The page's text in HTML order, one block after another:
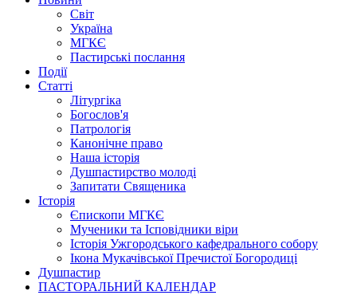
Світ
Україна
МГКЄ
Пастирські послання
Події
Статті
Літургіка
Богослов'я
Патрологія
Канонічне право
Наша історія
Душпастирство молоді
Запитати Священика
Історія
Єпископи МГКЄ
Мученики та Ісповідники віри
Історія Ужгородського кафедрального собору
Ікона Мукачівської Пречистої Богородиці
Душпастир
ПАСТОРАЛЬНИЙ КАЛЕНДАР